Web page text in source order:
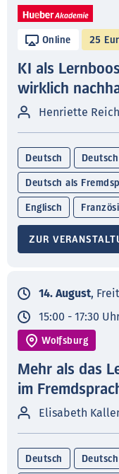
Online 25
KI als
wirklich
Henriette
Deutsch
Deutsch als
Englisch
ZUR
14. August,
15:00 - 17:30
Wolfsburg
Mehr als das
im
Elisabeth
Deutsch